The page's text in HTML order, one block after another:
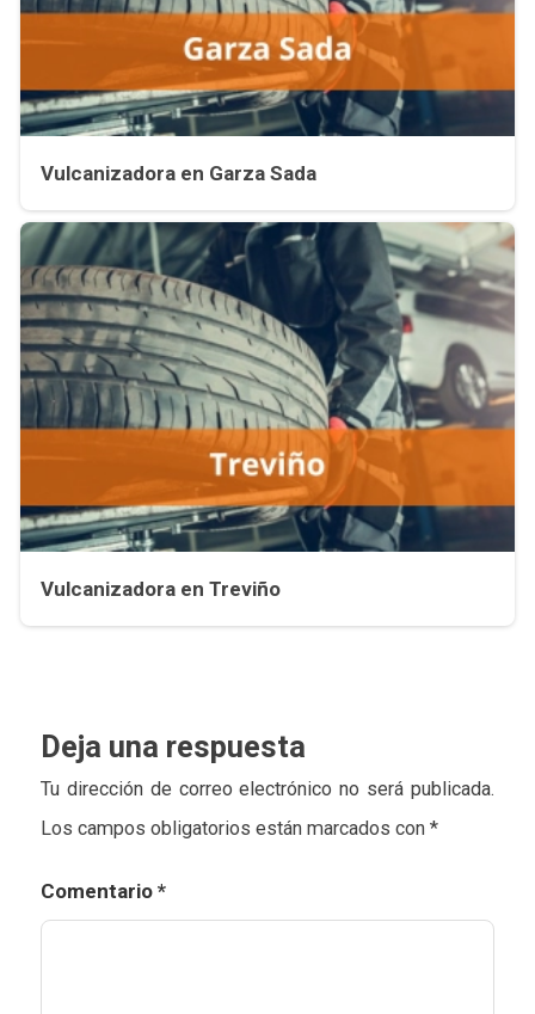
Vulcanizadora en Garza Sada
Vulcanizadora en Treviño
Deja una respuesta
Tu dirección de correo electrónico no será publicada.
Los campos obligatorios están marcados con *
Comentario *